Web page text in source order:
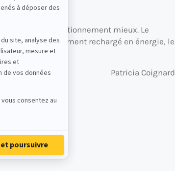
digestif fonctionnement mieux. Le
Régulièrement rechargé en énergie, le
Patricia Coignard